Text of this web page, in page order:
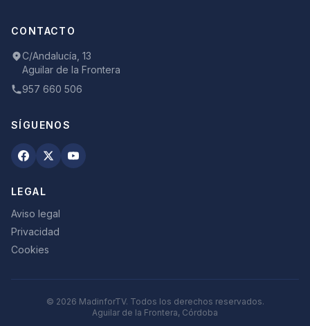
CONTACTO
C/Andalucía, 13
Aguilar de la Frontera
957 660 506
SÍGUENOS
LEGAL
Aviso legal
Privacidad
Cookies
© 2026 MadinforTV. Todos los derechos reservados.
Aguilar de la Frontera, Córdoba